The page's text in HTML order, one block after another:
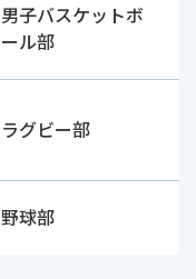
男子バスケットボ
ール部
ラグビー部
野球部